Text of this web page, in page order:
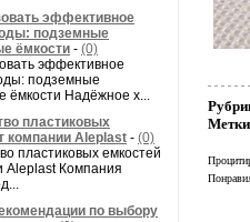
эффективное
подземные
ёмкости - (0)
эффективное
подземные
ёмкости Надёжное х...
пластиковых
компании Aleplast - (0)
пластиковых емкостей
Aleplast Компания
по выбору